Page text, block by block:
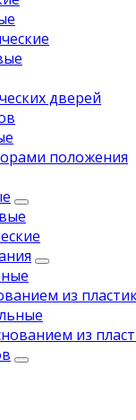
дверей
положения
из
из